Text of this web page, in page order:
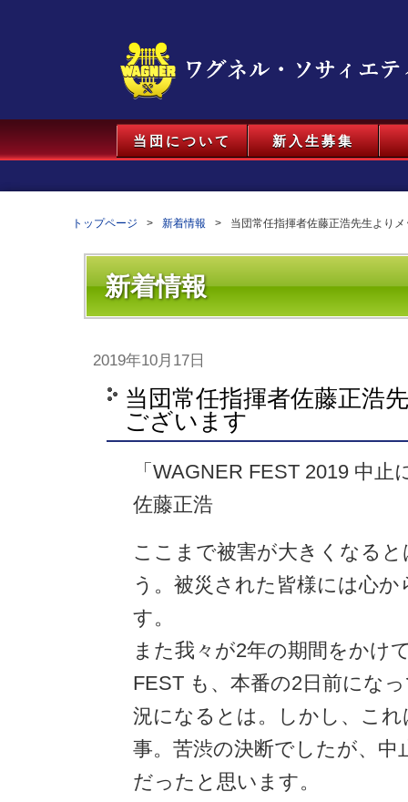
当団について 新入生募集
トップページ 新着情報 当団常任指揮者佐藤正浩先生より
新着情報
2019年10月17日
当団常任指揮者佐藤正浩
ございます
「WAGNER FEST 2019 中
佐藤正浩
ここまで被害が大きくなる
う。被災された皆様には心
す。
また我々が2年の期間をかけ
FEST も、本番の2日前にな
況になるとは。しかし、こ
事。苦渋の決断でしたが、
だったと思います。